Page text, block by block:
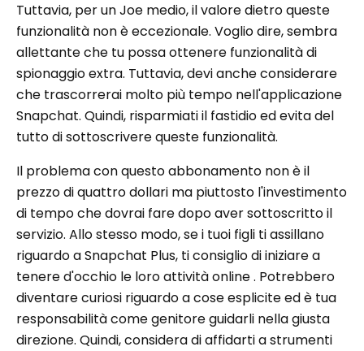
Tuttavia, per un Joe medio, il valore dietro queste
funzionalità non è eccezionale. Voglio dire, sembra
allettante che tu possa ottenere funzionalità di
spionaggio extra. Tuttavia, devi anche considerare
che trascorrerai molto più tempo nell'applicazione
Snapchat. Quindi, risparmiati il ​​fastidio ed evita del
tutto di sottoscrivere queste funzionalità.
Il problema con questo abbonamento non è il
prezzo di quattro dollari ma piuttosto l'investimento
di tempo che dovrai fare dopo aver sottoscritto il
servizio. Allo stesso modo, se i tuoi figli ti assillano
riguardo a Snapchat Plus, ti consiglio di iniziare a
tenere d'occhio le loro attività online . Potrebbero
diventare curiosi riguardo a cose esplicite ed è tua
responsabilità come genitore guidarli nella giusta
direzione. Quindi, considera di affidarti a strumenti